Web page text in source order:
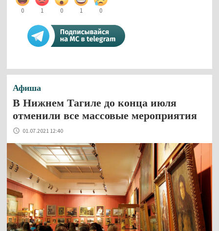
0 1 0 1 0
Афиша
В Нижнем Тагиле до конца июля
отменили все массовые мероприятия
01.07.2021 12:40